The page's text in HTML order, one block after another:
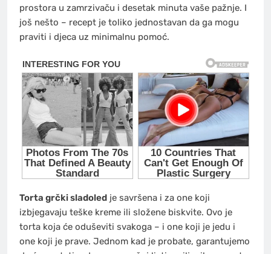
prostora u zamrzivaču i desetak minuta vaše pažnje. I
još nešto – recept je toliko jednostavan da ga mogu
praviti i djeca uz minimalnu pomoć.
Torta grčki sladoled je savršena i za one koji
izbjegavaju teške kreme ili složene biskvite. Ovo je
torta koja će oduševiti svakoga – i one koji je jedu i
one koji je prave. Jednom kad je probate, garantujemo